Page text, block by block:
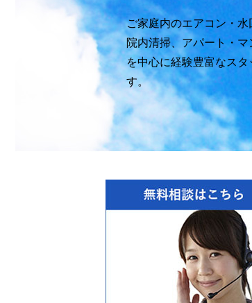
ご家庭内のエアコン・
院内清掃、アパート・
を中心に経験豊富なス
す。